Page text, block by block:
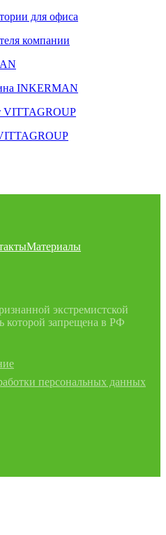
для офиса
компании
INKERMAN
VITTAGROUP
Материалы
экстремистской
которой запрещена в РФ
персональных данных